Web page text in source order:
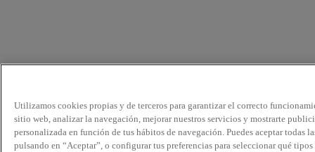
Utilizamos cookies propias y de terceros para garantizar el correcto
sitio web, analizar la navegación, mejorar nuestros servicios y mostrarte
personalizada en función de tus hábitos de navegación. Puedes aceptar todas
pulsando en “Aceptar”, o configurar tus preferencias para seleccionar qué tipos